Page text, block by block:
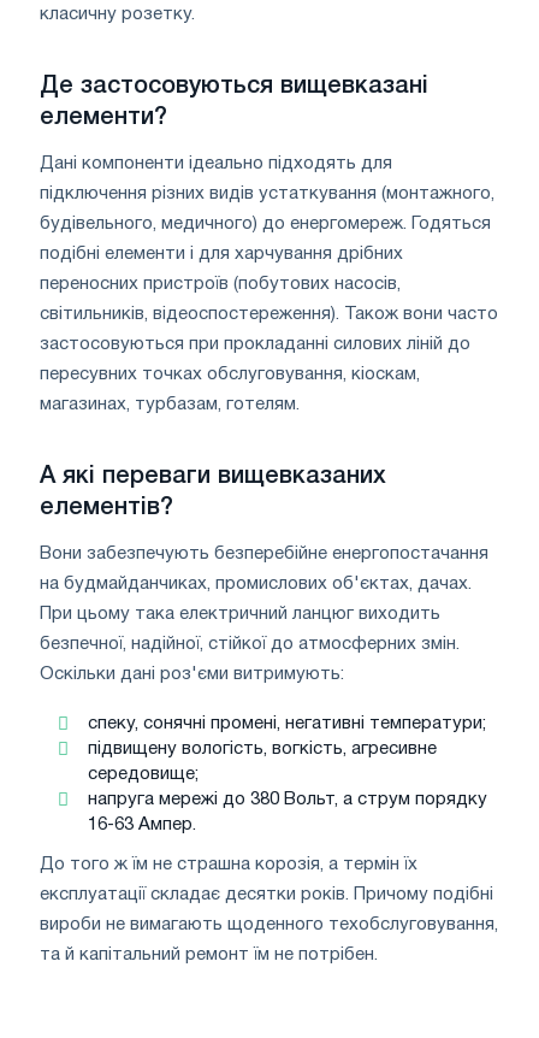
класичну розетку.
Де застосовуються вищевказані
елементи?
Дані компоненти ідеально підходять для
підключення різних видів устаткування (монтажного,
будівельного, медичного) до енергомереж. Годяться
подібні елементи і для харчування дрібних
переносних пристроїв (побутових насосів,
світильників, відеоспостереження). Також вони часто
застосовуються при прокладанні силових ліній до
пересувних точках обслуговування, кіоскам,
магазинах, турбазам, готелям.
А які переваги вищевказаних
елементів?
Вони забезпечують безперебійне енергопостачання
на будмайданчиках, промислових об'єктах, дачах.
При цьому така електричний ланцюг виходить
безпечної, надійної, стійкої до атмосферних змін.
Оскільки дані роз'єми витримують:
спеку, сонячні промені, негативні температури;
підвищену вологість, вогкість, агресивне
середовище;
напруга мережі до 380 Вольт, а струм порядку
16-63 Ампер.
До того ж їм не страшна корозія, а термін їх
експлуатації складає десятки років. Причому подібні
вироби не вимагають щоденного техобслуговування,
та й капітальний ремонт їм не потрібен.